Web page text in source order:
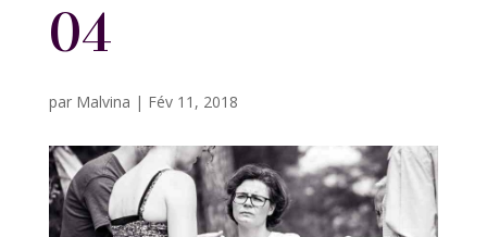
04
par Malvina | Fév 11, 2018